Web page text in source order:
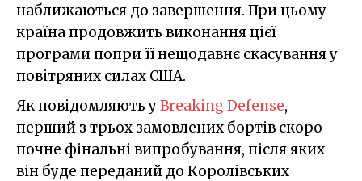
наближаються до завершення. При цьому
країна продовжить виконання цієї
програми попри її нещодавнє скасування у
повітряних силах США.
Як повідомляють уBreaking Defense,
перший з трьох замовлених бортів скоро
почне фінальні випробування, після яких
він буде переданий до Королівських